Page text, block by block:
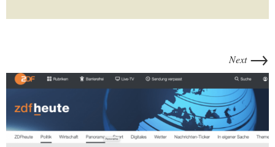
Next →